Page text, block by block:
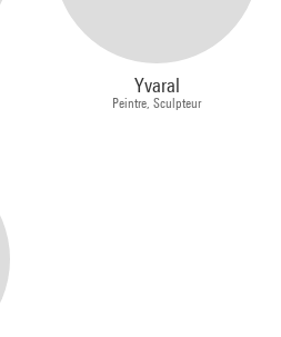
Yvaral
Peintre, Sculpteur